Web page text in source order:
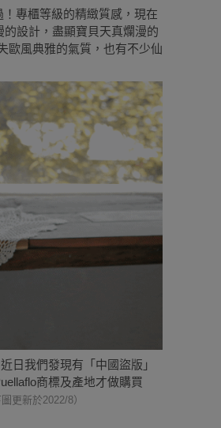
！專櫃等級的精緻質感，現在
設計，盡顯寶貝天真爛漫的
歐風典雅的氣質，也有不少仙
近日我們發現有「中國盜版」
商標及產地才做購買
圖更新於2022/8）